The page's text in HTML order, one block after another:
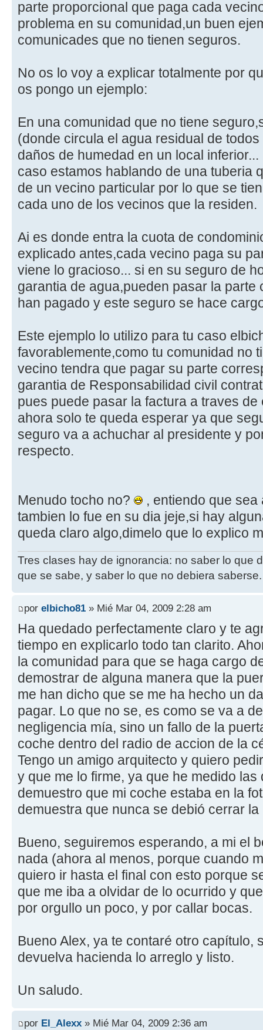
parte proporcional que paga cada
problema en su comunidad,un buen
comunicades que no tienen seguros.
No os lo voy a explicar totalmente por
os pongo un ejemplo:
En una comunidad que no tiene
(donde circula el agua residual de
daños de humedad en un local
caso estamos hablando de una tuberia
de un vecino particular por lo que se
cada uno de los vecinos que la residen.
Ai es donde entra la cuota de
explicado antes,cada vecino paga su
viene lo gracioso... si en su seguro de
garantia de agua,pueden pasar la
han pagado y este seguro se hace
Este ejemplo lo utilizo para tu caso
favorablemente,como tu comunidad no
vecino tendra que pagar su parte
garantia de Responsabilidad civil
pues puede pasar la factura a traves de
ahora solo te queda esperar ya que
seguro va a achuchar al presidente y
respecto.
Menudo tocho no?
, entiendo que
tambien lo fue en su dia jeje,si hay
queda claro algo,dimelo que lo explico
Tres clases hay de ignorancia: no saber lo que
que se sabe, y saber lo que no debiera saberse.
por elbicho81 » Mié Mar 04, 2009 2:28 am
Ha quedado perfectamente claro y te
tiempo en explicarlo todo tan clarito.
la comunidad para que se haga cargo
demostrar de alguna manera que la
me han dicho que se me ha hecho un
pagar. Lo que no se, es como se va a
negligencia mía, sino un fallo de la
coche dentro del radio de accion de la
Tengo un amigo arquitecto y quiero
y que me lo firme, ya que he medido
demuestro que mi coche estaba en la
demuestra que nunca se debió cerrar la
Bueno, seguiremos esperando, a mi el
nada (ahora al menos, porque cuando
quiero ir hasta el final con esto porque
que me iba a olvidar de lo ocurrido y
por orgullo un poco, y por callar bocas.
Bueno Alex, ya te contaré otro capítulo,
devuelva hacienda lo arreglo y listo.
Un saludo.
por El_Alexx » Mié Mar 04, 2009 2:36 am